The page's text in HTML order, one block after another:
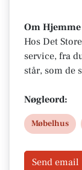
Om
Hos Det
service, fra
står, som de
stor faglig
kan trygt
vejlede dig
du får glæde
Nøgleord:
Møbelhus
Send email